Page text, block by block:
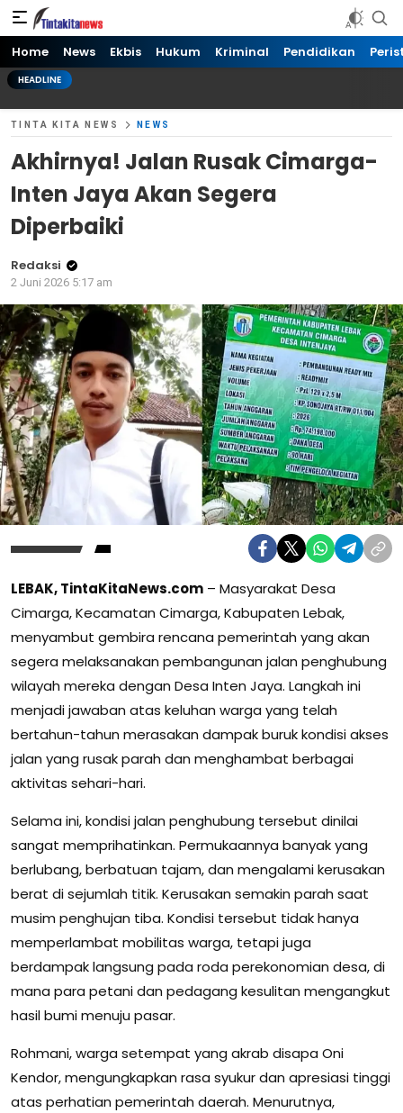
Tinta kita News
Informasi Terkini
Home News Ekbis Hukum Kriminal Pendidikan
HEADLINE
TINTA KITA NEWS NEWS
Akhirnya! Jalan Rusak Cimarga-
Inten Jaya Akan Segera
Diperbaiki
Redaksi
2 Juni 2026 5:17 am
LEBAK, TintaKitaNews.com – Masyarakat Desa
Cimarga, Kecamatan Cimarga, Kabupaten Lebak,
menyambut gembira rencana pemerintah yang akan
segera melaksanakan pembangunan jalan penghubung
wilayah mereka dengan Desa Inten Jaya. Langkah ini
menjadi jawaban atas keluhan warga yang telah
bertahun-tahun merasakan dampak buruk kondisi akses
jalan yang rusak parah dan menghambat berbagai
aktivitas sehari-hari.
Selama ini, kondisi jalan penghubung tersebut dinilai
sangat memprihatinkan. Permukaannya banyak yang
berlubang, berbatuan tajam, dan mengalami kerusakan
berat di sejumlah titik. Kerusakan semakin parah saat
musim penghujan tiba. Kondisi tersebut tidak hanya
memperlambat mobilitas warga, tetapi juga
berdampak langsung pada roda perekonomian desa, di
mana para petani dan pedagang kesulitan mengangkut
hasil bumi menuju pasar.
Rohmani, warga setempat yang akrab disapa Oni
Kendor, mengungkapkan rasa syukur dan apresiasi tinggi
atas perhatian pemerintah daerah. Menurutnya,